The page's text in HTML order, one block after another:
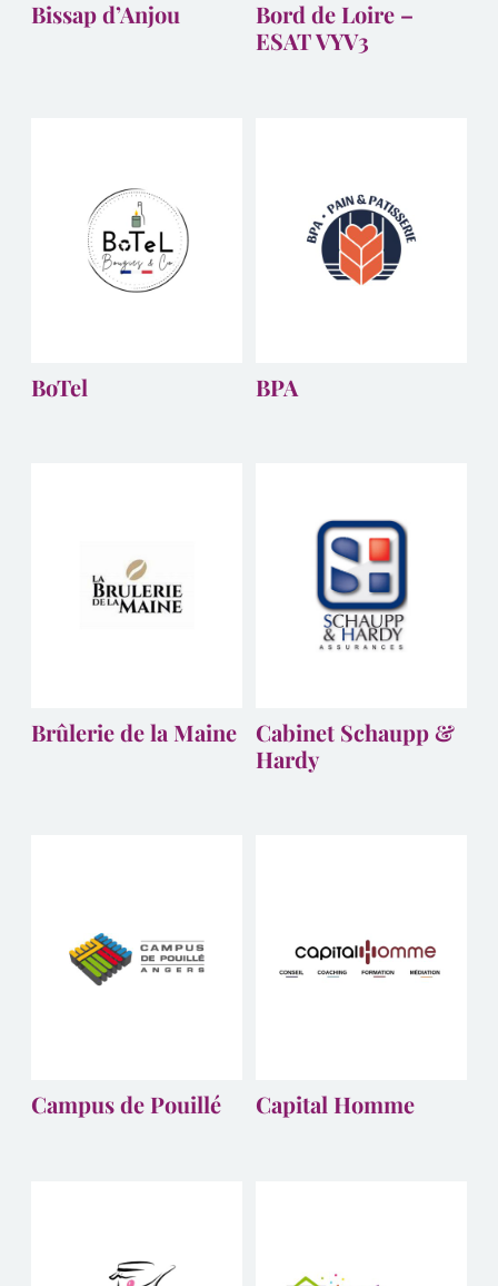
Bissap d’Anjou
Bord de Loire –
ESAT VYV3
BoTel BPA
Brûlerie de la Maine
Cabinet Schaupp &
Hardy
Campus de Pouillé Capital Homme